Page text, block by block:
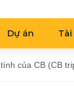
Dự án
của CB (CB